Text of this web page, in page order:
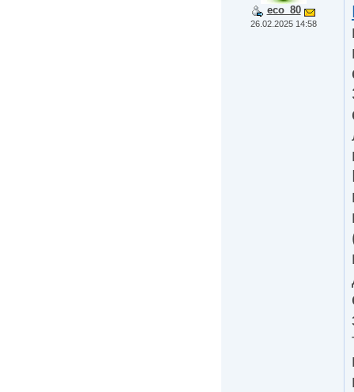
eco_80
26.02.2025 14:58